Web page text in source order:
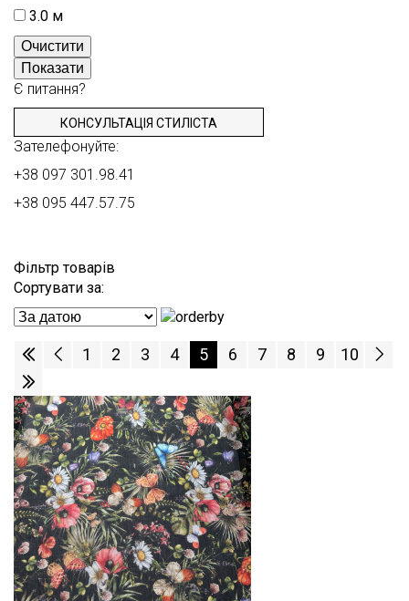
3.0 м
Очистити
Показати
Є питання?
КОНСУЛЬТАЦІЯ СТИЛІСТА
Зателефонуйте:
+38 097 301.98.41
+38 095 447.57.75
Фільтр товарів
Сортувати за:
1 2 3 4 5 6 7 8 9 10